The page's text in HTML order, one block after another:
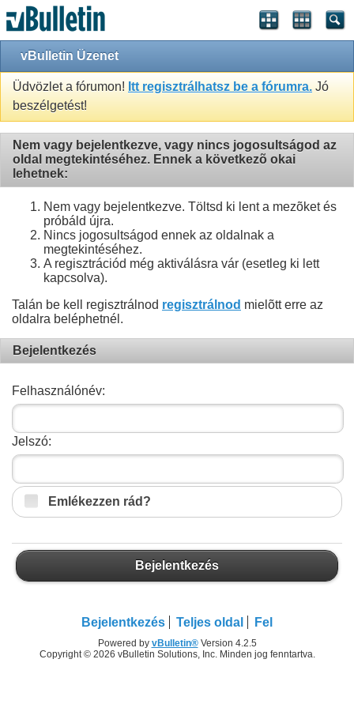
vBulletin Üzenet
Üdvözlet a fórumon! Itt regisztrálhatsz be a fórumra. Jó
beszélgetést!
Nem vagy bejelentkezve, vagy nincs jogosultságod az
oldal megtekintéséhez. Ennek a következõ okai
lehetnek:
Nem vagy bejelentkezve. Töltsd ki lent a mezõket és
próbáld újra.
Nincs jogosultságod ennek az oldalnak a
megtekintéséhez.
A regisztrációd még aktiválásra vár (esetleg ki lett
kapcsolva).
Talán be kell regisztrálnod regisztrálnod mielõtt erre az
oldalra beléphetnél.
Bejelentkezés
Felhasználónév:
Jelszó:
Emlékezzen rád?
Bejelentkezés
Bejelentkezés Teljes oldal Fel
Powered by vBulletin®Version 4.2.5
Copyright © 2026 vBulletin Solutions, Inc. Minden jog fenntartva.